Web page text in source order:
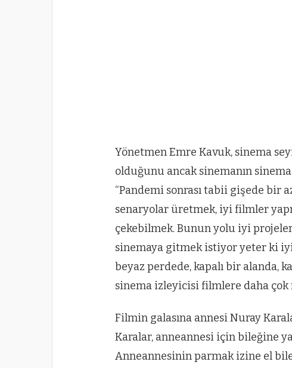
Yönetmen Emre Kavuk, sinema
olduğunu ancak sinemanın
“Pandemi sonrası tabii gişede bir
senaryolar üretmek, iyi filmler
çekebilmek. Bunun yolu iyi
sinemaya gitmek istiyor yeter ki
beyaz perdede, kapalı bir alanda,
sinema izleyicisi filmlere daha çok
Filmin galasına annesi Nuray
Karalar, anneannesi için bileğine
Anneannesinin parmak izine el